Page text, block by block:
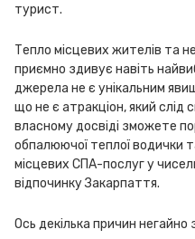
турист.
Тепло місцевих жителів та
приємно здивує навіть
джерела не є унікальним
що не є атракціон, який
власному досвіді зможете
обпалюючої теплої водички
місцевих СПА-послуг у
відпочинку Закарпаття.
Ось декілька причин негайно